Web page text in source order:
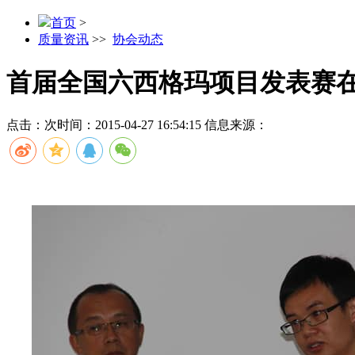
首页 >
质量资讯 >> 协会动态
首届全国六西格玛项目发表赛
点击： 次时间：2015-04-27 16:54:15 信息来源：